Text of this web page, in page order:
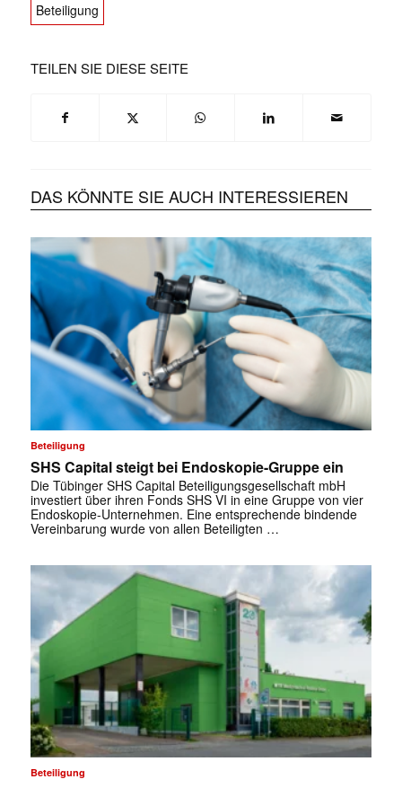
Beteiligung
TEILEN SIE DIESE SEITE
DAS KÖNNTE SIE AUCH INTERESSIEREN
Beteiligung
SHS Capital steigt bei Endoskopie-Gruppe ein
Die Tübinger SHS Capital Beteiligungsgesellschaft mbH
investiert über ihren Fonds SHS VI in eine Gruppe von vier
Endoskopie-Unternehmen. Eine entsprechende bindende
Vereinbarung wurde von allen Beteiligten …
Beteiligung